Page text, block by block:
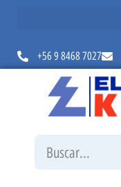
+56 9 8468 7027